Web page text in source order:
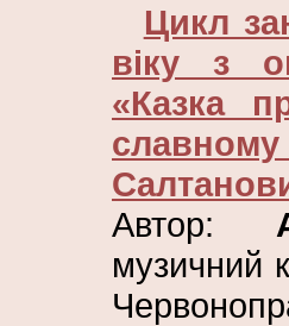
Цикл
віку з
«Казка
Автор:
музичний